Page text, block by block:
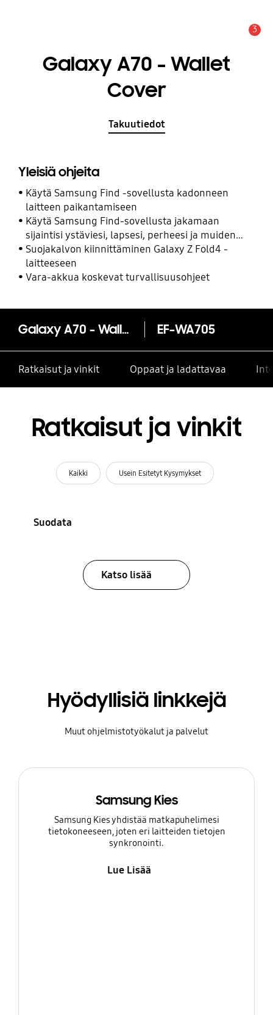
3
Galaxy A70 - Wallet
Cover
Takuutiedot
Yleisiä ohjeita
Käytä Samsung Find -sovellusta kadonneen
laitteen paikantamiseen
Käytä Samsung Find-sovellusta jakamaan
sijaintisi ystäviesi, lapsesi, perheesi ja muiden
yhteyshenkilöiden kanssa
Suojakalvon kiinnittäminen Galaxy Z Fold4 -
laitteeseen
Vara-akkua koskevat turvallisuusohjeet
Galaxy A70 - Wallet Cover EF-WA705
Ratkaisut ja vinkit Oppaat ja ladattavaa
Ratkaisut ja vinkit
Kaikki Usein Esitetyt Kysymykset
Suodata
Katso lisää
Hyödyllisiä linkkejä
Muut ohjelmistotyökalut ja palvelut
Samsung Kies
Samsung Kies yhdistää matkapuhelimesi
tietokoneeseen, joten eri laitteiden tietojen
synkronointi.
Lue Lisää